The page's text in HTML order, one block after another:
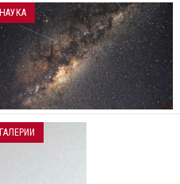
НАУКА
ГАЛЕРИИ